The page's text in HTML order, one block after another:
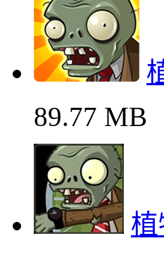
89.77 MB